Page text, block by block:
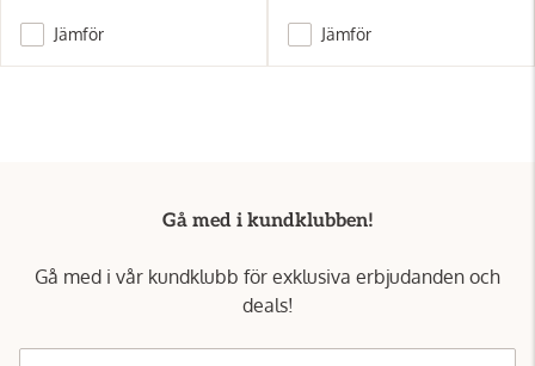
Jämför Jämför
Gå med i kundklubben!
Gå med i vår kundklubb för exklusiva erbjudanden och
deals!